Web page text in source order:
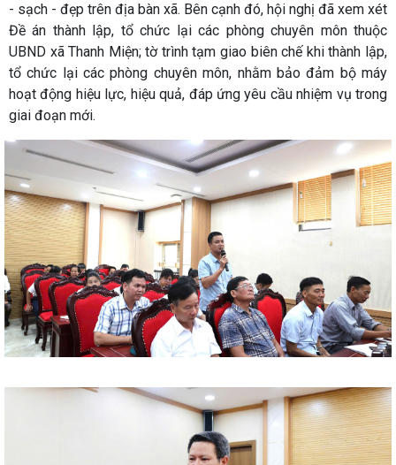
- sạch - đẹp trên địa bàn xã. Bên cạnh đó, hội nghị đã xem xét
Đề án thành lập, tổ chức lại các phòng chuyên môn thuộc
UBND xã Thanh Miện; tờ trình tạm giao biên chế khi thành lập,
tổ chức lại các phòng chuyên môn, nhằm bảo đảm bộ máy
hoạt động hiệu lực, hiệu quả, đáp ứng yêu cầu nhiệm vụ trong
giai đoạn mới.